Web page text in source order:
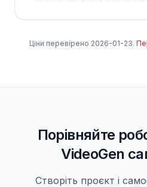
Ціни перевірено 2026-01-23.
Порівняйте
VideoGen
Створіть проєкт і